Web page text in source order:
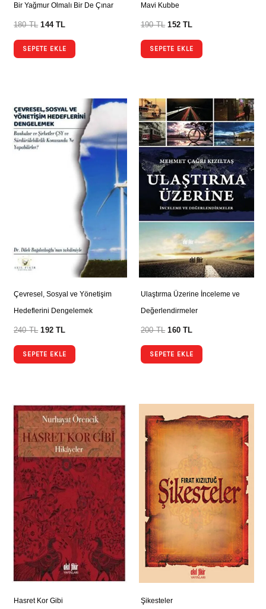
Bir Yağmur Olmalı Bir De Çınar
180TL 144TL
SEPETE EKLE
Mavi Kubbe
190TL 152TL
SEPETE EKLE
Çevresel, Sosyal ve Yönetişim
Hedeflerini Dengelemek
240TL 192TL
SEPETE EKLE
Ulaştırma Üzerine İnceleme ve
Değerlendirmeler
200TL 160TL
SEPETE EKLE
Hasret Kor Gibi Şikesteler